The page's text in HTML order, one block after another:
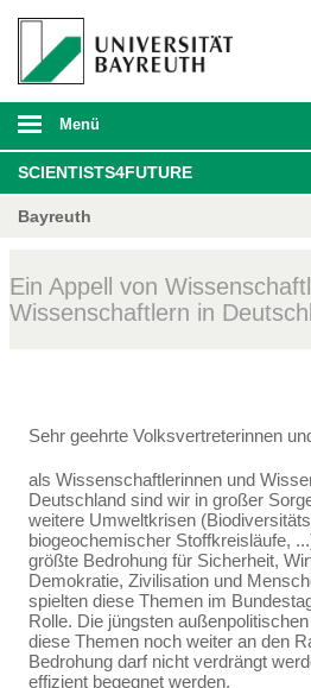
Menü
SCIENTISTS4FUTURE
Bayreuth
Ein Appell von
Wissenschaftlern in
Sehr geehrte Volksvertreterinnen
als Wissenschaftlerinnen und
Deutschland sind wir in großer
weitere Umweltkrisen
biogeochemischer Stoffkreisläu­fe,
größte Bedrohung für Sicherheit,
Demokratie, Zivilisation und
spielten diese Themen im
Rolle. Die jüngsten
diese Themen noch weiter an den
Bedrohung darf nicht verdrängt
effi­zient begegnet werden.